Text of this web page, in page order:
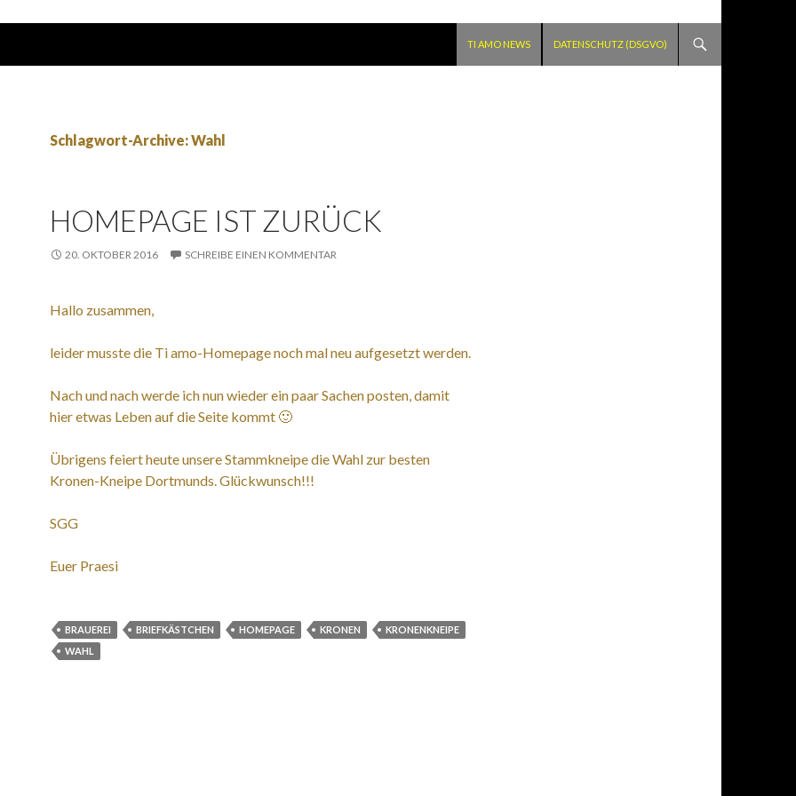
TI AMO NEWS
DATENSCHUTZ (DSGVO)
Schlagwort-Archive: Wahl
HOMEPAGE IST ZURÜCK
20. OKTOBER 2016 SCHREIBE EINEN KOMMENTAR
Hallo zusammen,
leider musste die Ti amo-Homepage noch mal neu aufgesetzt werden.
Nach und nach werde ich nun wieder ein paar Sachen posten, damit
hier etwas Leben auf die Seite kommt 🙂
Übrigens feiert heute unsere Stammkneipe die Wahl zur besten
Kronen-Kneipe Dortmunds. Glückwunsch!!!
SGG
Euer Praesi
BRAUEREI BRIEFKÄSTCHEN HOMEPAGE KRONEN
KRONENKNEIPE
WAHL